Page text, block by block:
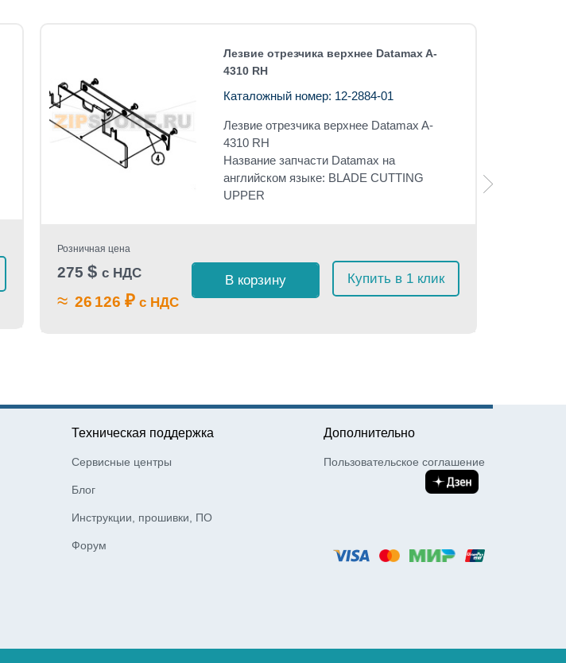
Лезвие отрезчика верхнее Datamax A-
4310 RH
Каталожный номер: 12-2884-01
Лезвие отрезчика верхнее Datamax A-
4310 RH
Название запчасти Datamax на
английском языке: BLADE CUTTING
UPPER
Розничная цена
275 $ с НДС
≈ 26 126 ₽ с НДС
В корзину Купить в 1 клик
Техническая поддержка
Сервисные центры
Блог
Инструкции, прошивки, ПО
Форум
Дополнительно
Пользовательское соглашение